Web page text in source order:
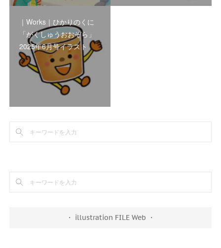
｜Works｜ひかりのくに
「がくしゅうおおぞら」
2025年6月号イラスト
・ illustration FILE Web ・